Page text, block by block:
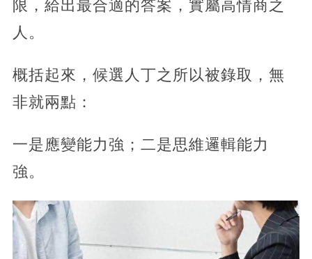
限，給出最合適的答案，實屬高情商之
人。
概括起來，候選人丁之所以被錄取，無
非就兩點：
一是應變能力強；二是思維邏輯能力
強。